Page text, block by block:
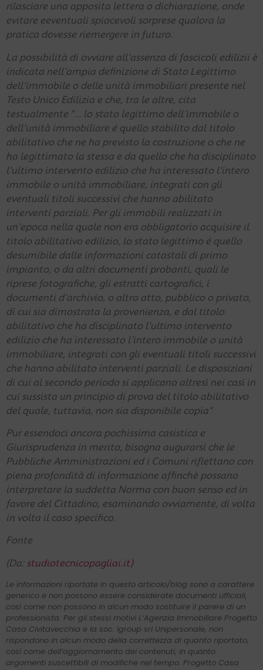
rilasciare una apposita lettera o dichiarazione, onde
evitare eeventuali spiacevoli sorprese qualora la
pratica dovesse riemergere in futuro.
La possibilità di ovviare all’assenza di fascicoli edilizii è
indicata nell’ampia definizione di Stato Legittimo
dell’immobile o delle unità immobiliari presente nel
Testo Unico Edilizia e che, tra le altre, cita
testualmente "... lo stato legittimo dell’immobile o
dell’unità immobiliare é quello stabilito dal titolo
abilitativo che ne ha previsto la costruzione o che ne
ha legittimato la stessa e da quello che ha disciplinato
l’ultimo intervento edilizio che ha interessato l’intero
immobile o unità immobiliare, integrati con gli
eventuali titoli successivi che hanno abilitato
interventi parziali. Per gli immobili realizzati in
un’epoca nella quale non era obbligatorio acquisire il
titolo abilitativo edilizio, lo stato legittimo é quello
desumibile dalle informazioni catastali di primo
impianto, o da altri documenti probanti, quali le
riprese fotografiche, gli estratti cartografici, i
documenti d’archivio, o altro atto, pubblico o privato,
di cui sia dimostrata la provenienza, e dal titolo
abilitativo che ha disciplinato l’ultimo intervento
edilizio che ha interessato l’intero immobile o unità
immobiliare, integrati con gli eventuali titoli successivi
che hanno abilitato interventi parziali. Le disposizioni
di cui al secondo periodo si applicano altresì nei casi in
cui sussista un principio di prova del titolo abilitativo
del quale, tuttavia, non sia disponibile copia"
Pur essendoci ancora pochissima casistica e
Giurisprudenza in merito, bisogna augurarsi che le
Pubbliche Amministrazioni ed i Comuni riflettano con
piena profondità di informazione affinchè possano
interpretare la suddetta Norma con buon senso ed in
favore del Cittadino, esaminando ovviamente, di volta
in volta il caso specifico.
Fonte
(Da: studiotecnicopagliai.it)
Le informazioni riportate in questo articolo/blog sono a carattere
generico e non possono essere considerate documenti ufficiali,
così come non possono in alcun modo sostituire il parere di un
professionista. Per gli stessi motivi L’Agenzia Immobiliare Progetto
Casa Civitavecchia e la soc. Igroup srl Unipersonale, non
rispondono in alcun modo della correttezza di quanto riportato,
così come dell’aggiornamento dei contenuti, in quanto
argomenti suscettibili di modifiche nel tempo. Progetto Casa